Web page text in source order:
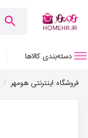
دسته‌بندی کالاها
فروشگاه اینترنتی هومهر /